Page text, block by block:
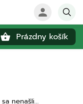
Prázdny košík
sa nenašli...